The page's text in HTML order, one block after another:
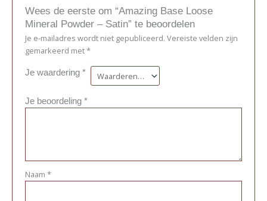
Wees de eerste om “Amazing Base Loose
Mineral Powder – Satin” te beoordelen
Je e-mailadres wordt niet gepubliceerd. Vereiste velden zijn
gemarkeerd met*
Je waardering *
Je beoordeling *
Naam *